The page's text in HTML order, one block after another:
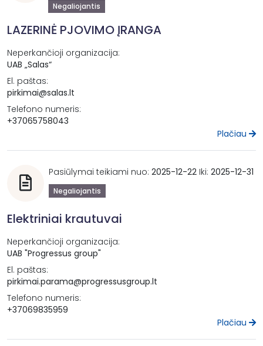
Negaliojantis
LAZERINĖ PJOVIMO ĮRANGA
Neperkančioji organizacija:
UAB „Salas“
El. paštas:
pirkimai@salas.lt
Telefono numeris:
+37065758043
Plačiau
Pasiūlymai teikiami nuo: 2025-12-22 Iki: 2025-12-31
Negaliojantis
Elektriniai krautuvai
Neperkančioji organizacija:
UAB "Progressus group"
El. paštas:
pirkimai.parama@progressusgroup.lt
Telefono numeris:
+37069835959
Plačiau